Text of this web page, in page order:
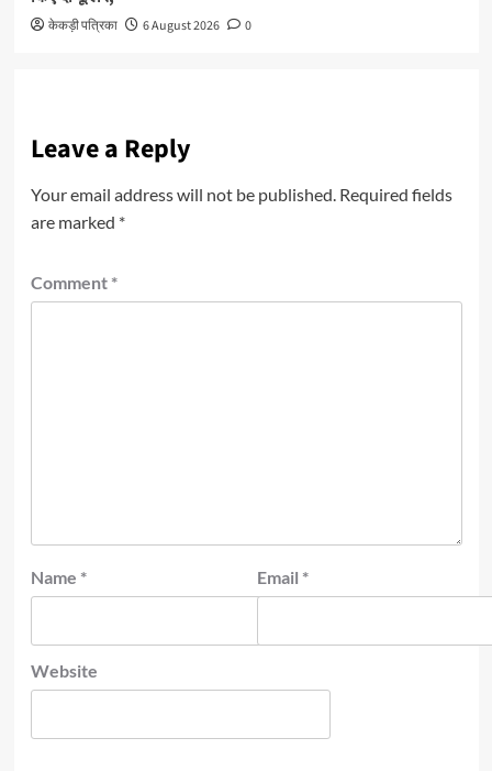
केकड़ी पत्रिका 6 August 2026 0
Leave a Reply
Your email address will not be published. Required fields
are marked *
Comment *
Name * Email *
Website